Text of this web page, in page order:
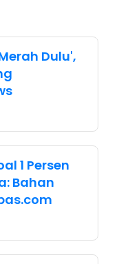
Dulu',
1 Persen
Bahan